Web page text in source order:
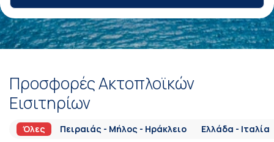
Προσφορές Ακτοπλοϊκών
Εισιτηρίων
Όλες Πειραιάς - Μήλος - Ηράκλειο Ελλάδα - Ιταλία